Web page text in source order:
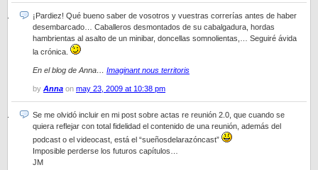
¡Pardiez! Qué bueno saber de vosotros y vuestras correrías antes de haber
desembarcado… Caballeros desmontados de su cabalgadura, hordas
hambrientas al asalto de un minibar, doncellas somnolientas,… Seguiré ávida
la crónica.
En el blog de Anna… Imaginant nous territoris
by Anna on may 23, 2009 at 10:38 pm
Se me olvidó incluir en mi post sobre actas re reunión 2.0, que cuando se
quiera reflejar con total fidelidad el contenido de una reunión, además del
podcast o el videocast, está el “sueñosdelarazóncast”
Imposible perderse los futuros capítulos…
JM